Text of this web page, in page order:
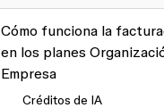
Cómo funciona la
en los planes
Empresa
Créditos de IA